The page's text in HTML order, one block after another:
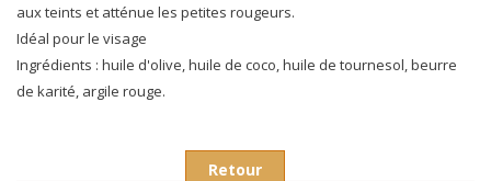
aux teints et atténue les petites rougeurs.
Idéal pour le visage
Ingrédients : huile d'olive, huile de coco, huile de tournesol, beurre
de karité, argile rouge.
Retour